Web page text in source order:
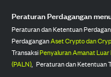
Peraturan Perdagangan
Peraturan dan Ketentuan
PerdaganganAset Crypto dan
TransaksiPenyaluran Amanat
(PALN) Peraturan dan Ketentuan